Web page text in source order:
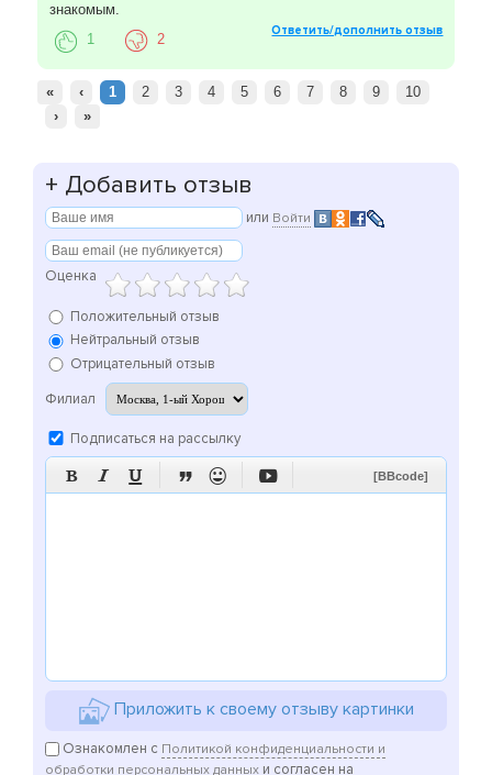
знакомым.
Ответить/дополнить отзыв
1 2
« ‹ 1 2 3 4 5 6 7 8 9
10
›
»
+ Добавить отзыв
или Войти
Оценка
Положительный отзыв
Нейтральный отзыв
Отрицательный отзыв
Филиал
Подписаться на рассылку
      [BBcode]
Приложить к своему отзыву картинки
Ознакомлен с Политикой конфиденциальности и
обработки персональных данных и согласен на